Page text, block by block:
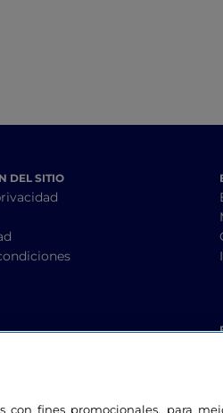
DEL SITIO
fines promocionales, para